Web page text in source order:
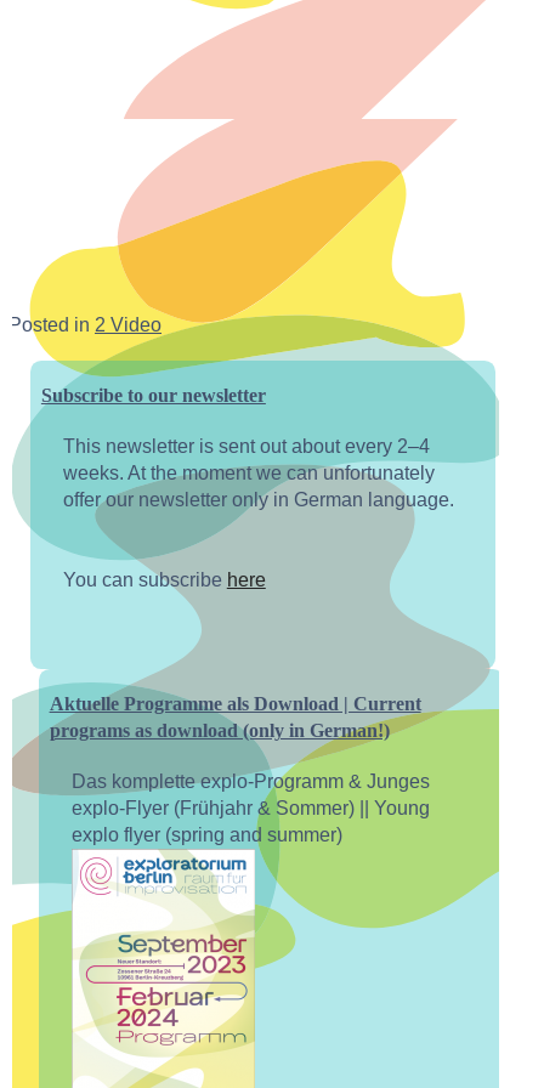
Posted in 2 Video
Subscribe to our newsletter
This newsletter is sent out about every 2–4
weeks. At the moment we can unfortunately
offer our newsletter only in German language.
You can subscribe here
Aktuelle Programme als Download | Current
programs as download (only in German!)
Das komplette explo-Programm & Junges
explo-Flyer (Frühjahr & Sommer) || Young
explo flyer (spring and summer)